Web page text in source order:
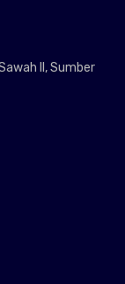
II, Sumber